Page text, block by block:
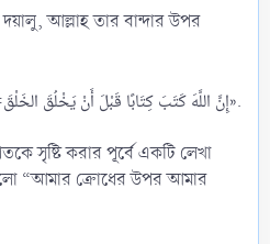
আল্লাহ তার বান্দার উপর
«إِنَّ اللَّهَ كَتَبَ كِتَابًا قَبْلَ أَنْ يَخْلُقَ الخَلْقَ: إِنَّ رَحْمَتِي سَبَقَتْ غَضَبِي».​
সৃষ্টি করার পূর্বে একটি লেখা
“আমার ক্রোধের উপর আমার